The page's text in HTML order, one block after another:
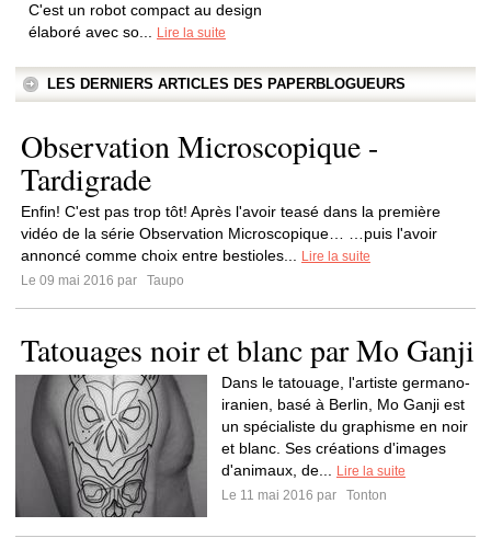
C'est un robot compact au design
élaboré avec so...
Lire la suite
LES DERNIERS ARTICLES DES PAPERBLOGUEURS
Observation Microscopique -
Tardigrade
Enfin! C'est pas trop tôt! Après l'avoir teasé dans la première
vidéo de la série Observation Microscopique… …puis l'avoir
annoncé comme choix entre bestioles...
Lire la suite
Le 09 mai 2016 par
Taupo
Tatouages noir et blanc par Mo Ganji
Dans le tatouage, l'artiste germano-
iranien, basé à Berlin, Mo Ganji est
un spécialiste du graphisme en noir
et blanc. Ses créations d'images
d'animaux, de...
Lire la suite
Le 11 mai 2016 par
Tonton